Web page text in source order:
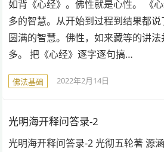
如背《心经》。佛性就是心性。 《
多的智慧。从开始到过程到结果都
圆满的智慧。佛性，如来藏等的讲
多。 把《心经》逐字逐句搞…
佛法基础 2022年2月14日
光明海开释问答录-2
光明海开释问答录-2 光彻五轮著 源